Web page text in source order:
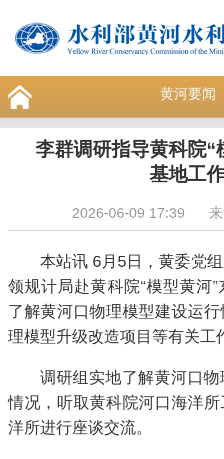
黄河要闻
李群调研指导黄科院“
基地工
2026-06-09 17:39 来
本站讯 6月5日，黄委党
领规计局赴黄科院“模型黄河
了解黄河口物理模型建设运
理模型升级改造项目等有关工
调研组实地了解黄河口
情况，听取黄科院河口海洋
洋所进行座谈交流。